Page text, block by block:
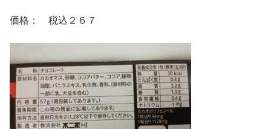
価格： 税込２６７